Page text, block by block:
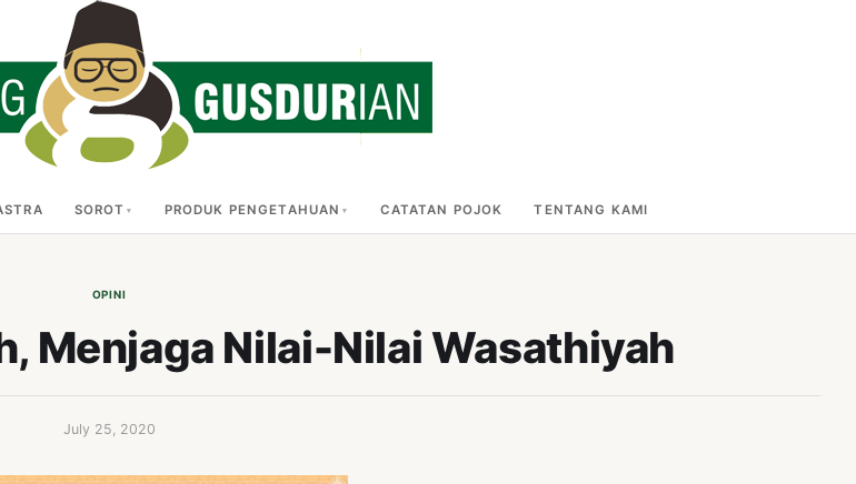
SOROT PRODUK PENGETAHUAN CATATAN POJOK TENTANG KAMI
OPINI
Menjaga Nilai-Nilai Wasathiyah
July 25, 2020